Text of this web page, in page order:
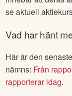
se aktuell
Vad har hänt
Här är den
nämns: Från
rapporterar idag.